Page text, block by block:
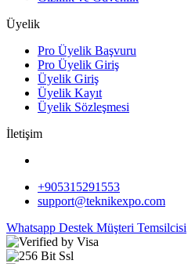
Üyelik
Pro Üyelik Başvuru
Pro Üyelik Giriş
Üyelik Giriş
Üyelik Kayıt
Üyelik Sözleşmesi
İletişim
+905315291553
support@teknikexpo.com
Whatsapp Destek Müşteri Temsilcisi